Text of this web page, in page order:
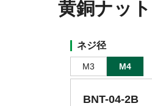
黄銅ナッ
ネジ径
M3 M4
BNT-04-2B